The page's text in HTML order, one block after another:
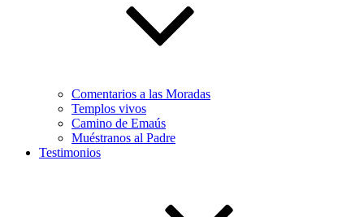
Comentarios a las Moradas
Templos vivos
Camino de Emaús
Muéstranos al Padre
Testimonios